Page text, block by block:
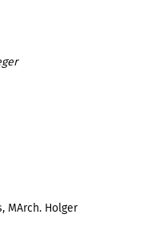
MArch. Holger